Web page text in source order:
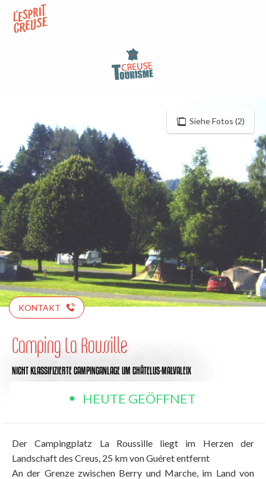
contenu
Siehe Fotos (2)
KONTAKT
Camping La Roussille
NICHT KLASSIFIZIERTE CAMPINGANLAGEUM CHÂTELUS-MALVALEIX
HEUTE GEÖFFNET
Der Campingplatz La Roussille liegt im Herzen der
Landschaft des Creus, 25 km von Guéret entfernt
An der Grenze zwischen Berry und Marche, im Land von